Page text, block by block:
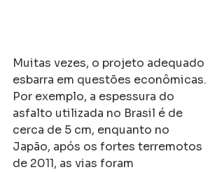
Muitas vezes, o projeto adequado
esbarra em questões econômicas.
Por exemplo, a espessura do
asfalto utilizada no Brasil é de
cerca de 5 cm, enquanto no
Japão, após os fortes terremotos
de 2011, as vias foram